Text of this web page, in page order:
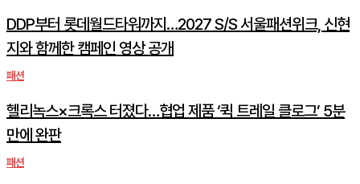
DDP부터 롯데월드타워까지…2027 S/S 서울패션위크, 신현
지와 함께한 캠페인 영상 공개
패션
헬리녹스×크록스 터졌다…협업 제품 ‘퀵 트레일 클로그’ 5분
만에 완판
패션